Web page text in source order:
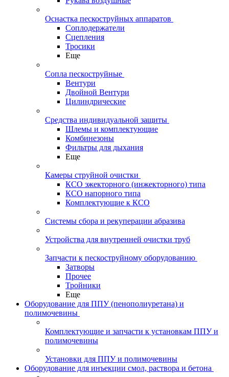
Оснастка пескоструйных аппаратов
Соплодержатели
Сцепления
Тросики
Еще
Сопла пескоструйные
Вентури
Двойной Вентури
Цилиндрические
Средства индивидуальной защиты
Шлемы и комплектующие
Комбинезоны
Фильтры для дыхания
Еще
Камеры струйной очистки
КСО эжекторного (инжекторного) типа
КСО напорного типа
Комплектующие к КСО
Системы сбора и рекуперации абразива
Устройства для внутренней очистки труб
Запчасти к пескоструйному оборудованию
Затворы
Прочее
Тройники
Еще
Оборудование для ППУ (пенополиуретана) и
полимочевины
Комплектующие и запчасти к установкам ППУ и
полимочевины
Установки для ППУ и полимочевины
Оборудование для инъекции смол, раствора и бетона